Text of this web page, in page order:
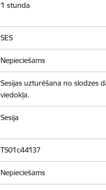
1 stunda
SES
Nepieciešams
Sesijas uzturēšana no slodzes
viedokļa.
Sesija
TS01c44137
Nepieciešams